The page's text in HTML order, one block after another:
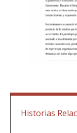
Historias